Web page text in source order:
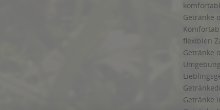
Getränke
flexiblen
Getränke
Getränke